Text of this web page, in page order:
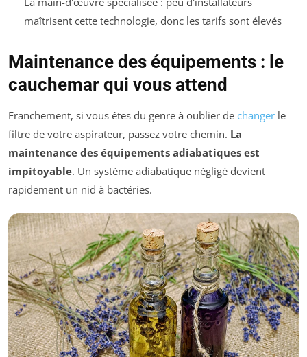
maîtrisent cette technologie, donc les tarifs sont élevés
Maintenance des équipements : le
cauchemar qui vous attend
Franchement, si vous êtes du genre à oublier de changer le
filtre de votre aspirateur, passez votre chemin. La
maintenance des équipements adiabatiques est
impitoyable. Un système adiabatique négligé devient
rapidement un nid à bactéries.